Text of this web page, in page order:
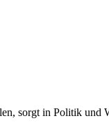
sorgt in Politik und